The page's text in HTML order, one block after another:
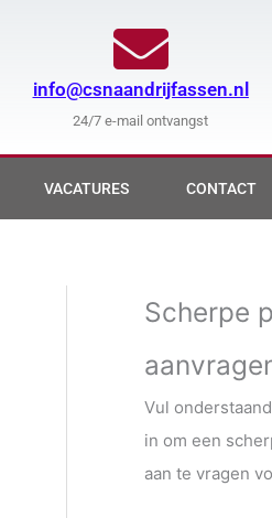
info@csnaandrijfassen.nl
24/7 e-mail ontvangst
VACATURES CONTACT
Scherpe
Vul
in om een
aan te vragen